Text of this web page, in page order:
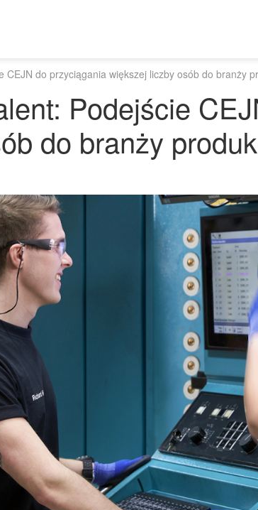
CEJN do przyciągania większej liczby osób do branży
Podejście
do branży